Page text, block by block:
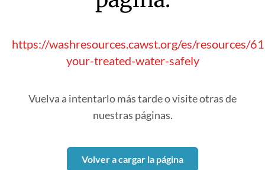
https://washresources.cawst.org/es/resources/
your-treated-water-safely
Vuelva a intentarlo más tarde o visite otras de
nuestras páginas.
Volver a cargar la página